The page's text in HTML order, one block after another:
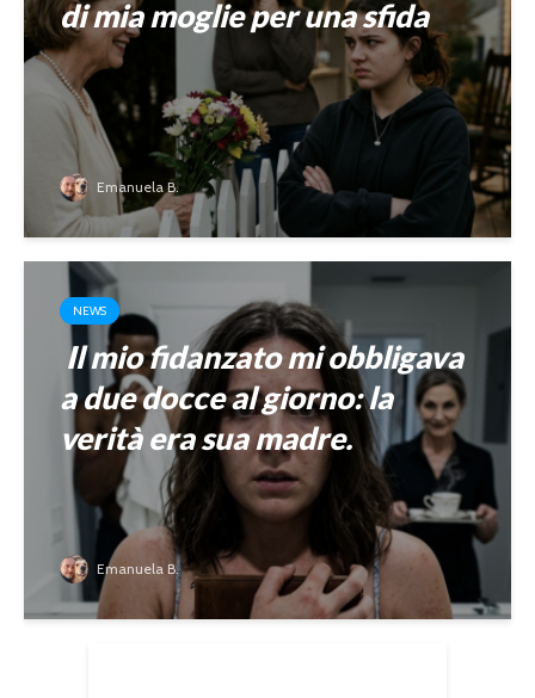
di mia moglie per una sfida
Emanuela B.
NEWS
Il mio fidanzato mi obbligava
a due docce al giorno: la
verità era sua madre.
Emanuela B.